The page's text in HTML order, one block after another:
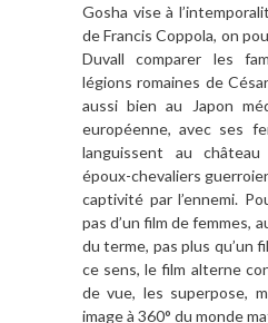
Gosha vise à
de Francis Coppola, on
Duvall comparer les
légions romaines de
aussi bien au Japon
européenne, avec ses
languissent au
époux-chevaliers
captivité par l’ennemi.
pas d’un film de femmes,
du terme, pas plus qu’un
ce sens, le film alterne
de vue, les superpose,
image à 360° du monde